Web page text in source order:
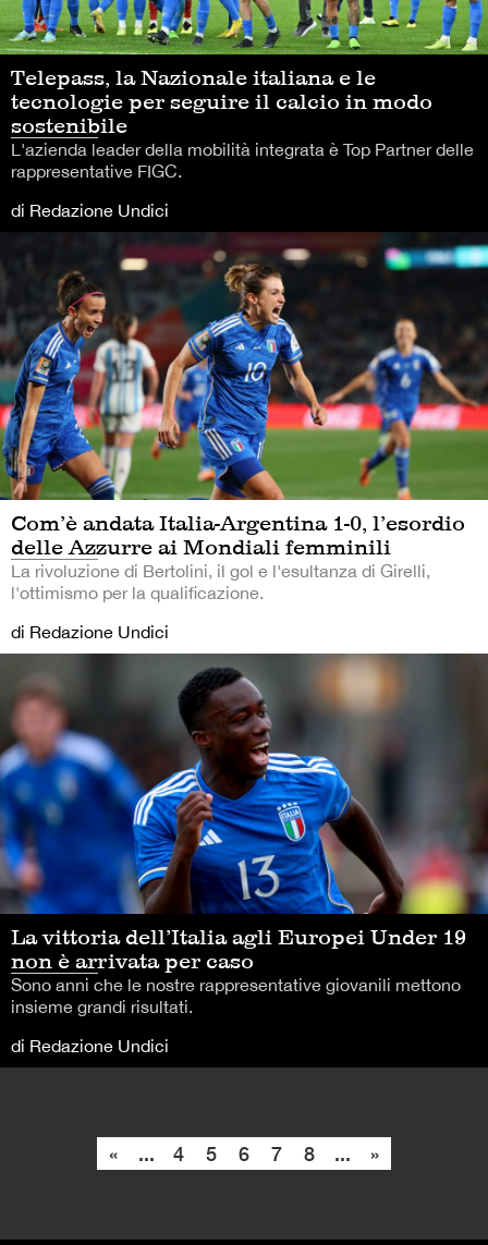
Telepass, la Nazionale italiana e le
tecnologie per seguire il calcio in modo
sostenibile
L'azienda leader della mobilità integrata è Top Partner delle
rappresentative FIGC.
di Redazione Undici
Com’è andata Italia-Argentina 1-0, l’esordio
delle Azzurre ai Mondiali femminili
La rivoluzione di Bertolini, il gol e l'esultanza di Girelli,
l'ottimismo per la qualificazione.
di Redazione Undici
La vittoria dell’Italia agli Europei Under 19
non è arrivata per caso
Sono anni che le nostre rappresentative giovanili mettono
insieme grandi risultati.
di Redazione Undici
« ... 4 5 6 7 8 ... »